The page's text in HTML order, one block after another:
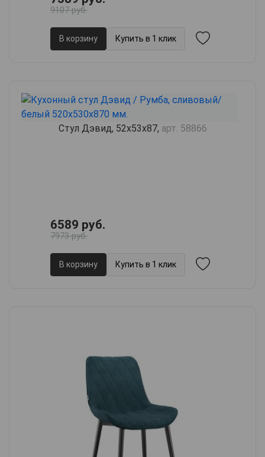
9107 руб.
В корзину Купить в 1 клик
Стул Дэвид, 52х53х87, арт. 58866
6589 руб.
7973 руб.
В корзину Купить в 1 клик